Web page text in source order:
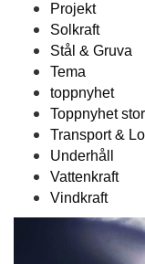
Projekt
Solkraft
Stål & Gruva
Tema
toppnyhet
Toppnyhet stor
Transport &
Underhåll
Vattenkraft
Vindkraft